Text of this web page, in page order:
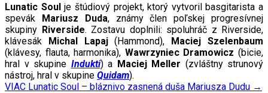
Lunatic Soulje štúdiový projekt, ktorý vytvoril basgitarista a
spevák Mariusz Duda, známy člen poľskej progresívnej
skupiny Riverside. Zostavu doplnili: spoluhráč z Riverside,
klávesák Michal Lapaj(Hammond), Maciej Szelenbaum
(klávesy, flauta, harmonika), Wawrzyniec Dramowicz (bicie,
hral v skupine Indukti) a Maciej Meller (zvláštny strunový
nástroj, hral v skupine Quidam).
VIAC Lunatic Soul – bláznivo zasnená duša Mariusza Dudu →